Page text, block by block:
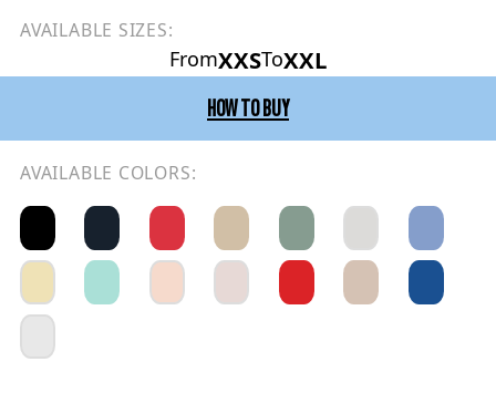
AVAILABLE SIZES:
FromXXSToXXL
HOW TO BUY
AVAILABLE COLORS: